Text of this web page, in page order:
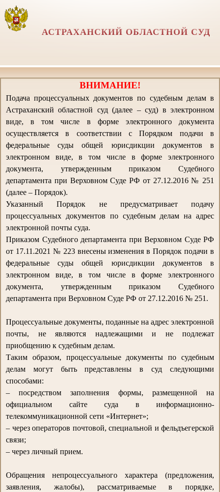
АСТРАХАНСКИЙ ОБЛАСТНОЙ СУД
ВНИМАНИЕ!
Подача процессуальных документов по судебным делам в
Астраханский областной суд (далее – суд) в электронном
виде, в том числе в форме электронного документа
осуществляется в соответствии с Порядком подачи в
федеральные суды общей юрисдикции документов в
электронном виде, в том числе в форме электронного
документа, утвержденным приказом Судебного
департамента при Верховном Суде РФ от 27.12.2016 № 251
(далее – Порядок).
Указанный Порядок не предусматривает подачу
процессуальных документов по судебным делам на адрес
электронной почты суда.
Приказом Судебного департамента при Верховном Суде РФ
от 17.11.2021 № 223 внесены изменения в Порядок подачи в
федеральные суды общей юрисдикции документов в
электронном виде, в том числе в форме электронного
документа, утвержденным приказом Судебного
департамента при Верховном Суде РФ от 27.12.2016 № 251.
Процессуальные документы, поданные на адрес электронной
почты, не являются надлежащими и не подлежат
приобщению к судебным делам.
Таким образом, процессуальные документы по судебным
делам могут быть представлены в суд следующими
способами:
– посредством заполнения формы, размещенной на
официальном сайте суда в информационно-
телекоммуникационной сети «Интернет»;
– через операторов почтовой, специальной и фельдъегерской
связи;
– через личный прием.
Обращения непроцессуального характера (предложения,
заявления, жалобы), рассматриваемые в порядке,